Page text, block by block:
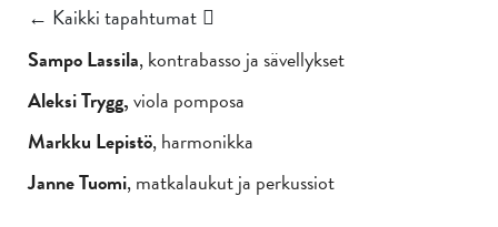
← Kaikki tapahtumat
Sampo Lassila, kontrabasso ja sävellykset
Aleksi Trygg,viola pomposa
Markku Lepistö, harmonikka
Janne Tuomi, matkalaukut ja perkussiot